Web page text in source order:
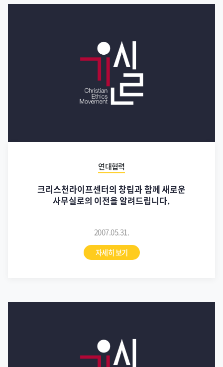
연대협력
크리스천라이프센터의 창립과 함께 새로운
사무실로의 이전을 알려드립니다.
2007.05.31.
자세히 보기